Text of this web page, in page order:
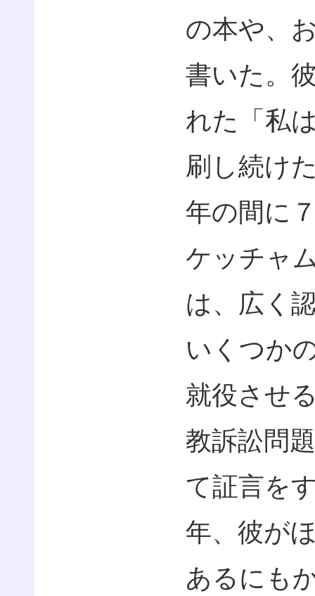
の本や、
書いた。
れた「私
刷し続け
年の間に
ケッチャ
は、広く
いくつか
就役させ
教訴訟問
て証言を
年、彼が
あるにも